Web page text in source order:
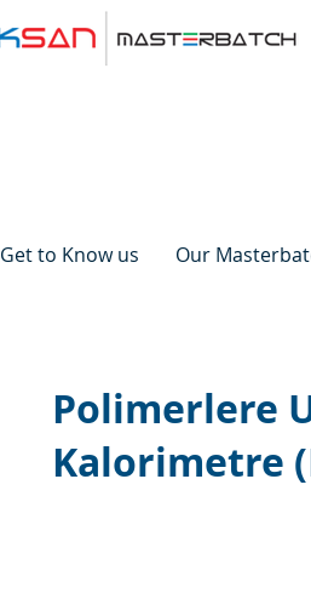
Get to Know us Our
Polimerlere
Kalorimetre